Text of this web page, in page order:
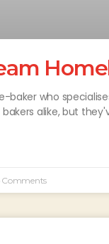
baker who
alike, but
Comments